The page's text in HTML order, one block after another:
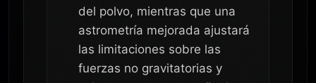
del polvo, mientras que una
astrometría mejorada ajustará
las limitaciones sobre las
fuerzas no gravitatorias y